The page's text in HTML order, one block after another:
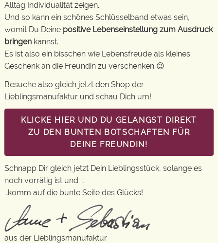
Alltag Individualität zeigen.
Und so kann ein schönes Schlüsselband etwas sein,
womit Du Deine positive Lebenseinstellung zum Ausdruck
bringen kannst.
Es ist also ein bisschen wie Lebensfreude als kleines
Geschenk an die Freundin zu verschenken 😉
Besuche also gleich jetzt den Shop der
Lieblingsmanufaktur und schau Dich um!
KLICKE HIER UND DU GELANGST DIREKT
ZU DEN BUNTEN BOTSCHAFTEN FÜR
DEINE FREUNDIN!
Schnapp Dir gleich jetzt Dein Lieblingsstück, solange es
noch vorrätig ist und …
…komm auf die bunte Seite des Glücks!
aus der Lieblingsmanufaktur